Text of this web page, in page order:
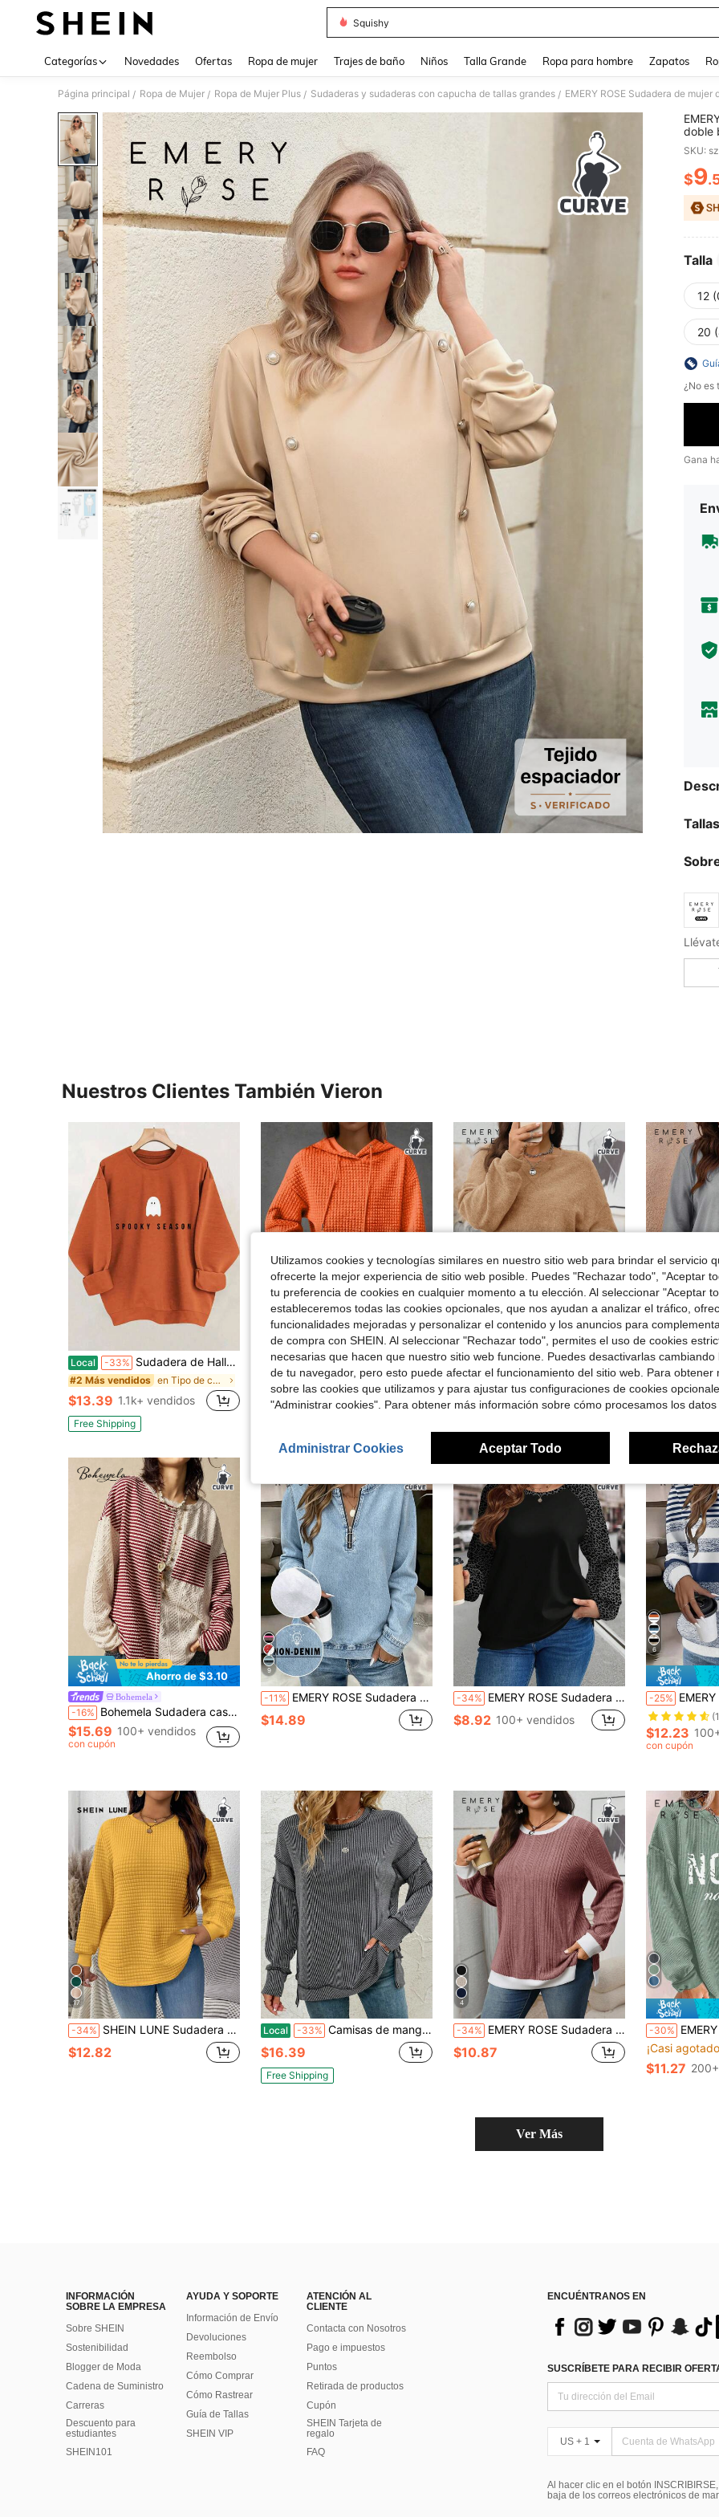
Squishy
Categorías Novedades Ofertas Ropa de mujer Trajes de baño Niños Talla Grande Ropa para hombre Zapatos
Página principal / Ropa de Mujer / Ropa de Mujer Plus / Sudaderas y sudaderas con capucha de tallas grandes / EMERY ROSE Sudadera de
doble
SKU:
$9
Talla
12
20
¿No es
Gana
Nuestros Clientes También Vieron
Local -33% Sudadera de Halloween talla grande, jersey informal de otoño/invierno, sudadera con capucha de cuello redondo de manga larga, vibra de vacaciones
#2 Más vendidos en Tipo de cuerpo H Sudaderas De Talla Grande
$13.39 1.1k+ vendidos
Free Shipping
Ahorro de $6.67
Local -34% Sudadera casual de primavera de talla grande para mujer, de unicolor, con jacquard de punto, de estilo minimalista y de moda
$13.12
14
Ahorro de $7.05
-41% EMERY ROSE Sudadera holgada de manga larga, cuello redondo y hombros caídos, de unicolor, para mujer de talla grande, para otoño/invierno
$10.24
-51% EMERY ROSE Sudadera de
$7.00 90+
Ahorro de $3.10
Bohemela
-16% Bohemela Sudadera casual de talla grande con bloques de color, rayas y patchwork para primavera/otoño
$15.69 100+ vendidos
con cupón
9
-11% EMERY ROSE Sudadera de mujer talla grande con cuello redondo, cremallera y estampado en azul claro
$14.89
-34% EMERY ROSE Sudadera informal de mujer talla grande con estampado de leopardo y mangas de color contrastante, adecuada para otoño/invierno
$8.92 100+ vendidos
6
-25% EMERY ROSE Sudadera con
$12.23
con cupón
17
-34% SHEIN LUNE Sudadera casual versátil de unicolor para mujer talla grande
$12.82
Local -33% Camisas de manga larga de talla grande para mujer, sudaderas holgadas de talla grande con costillas para otoño, blusas casuales con abertura lateral de talla grande
$16.39
Free Shipping
4
-34% EMERY ROSE Sudadera informal de talla grande con bloqueo de color y parches, con abertura lateral, para otoño/invierno, nueva colección 2025
$10.87
-30% EMERY ROSE Sudadera
¡Casi
$11.27
Ver Más
INFORMACIÓN
SOBRE LA EMPRESA
Sobre SHEIN
Sostenibilidad
Blogger de Moda
Cadena de Suministro
Carreras
Descuento para
estudiantes
SHEIN101
AYUDA Y SOPORTE
Información de Envío
Devoluciones
Reembolso
Cómo Comprar
Cómo Rastrear
Guía de Tallas
SHEIN VIP
ATENCIÓN AL
CLIENTE
Contacta con Nosotros
Pago e impuestos
Puntos
Retirada de productos
Cupón
SHEIN Tarjeta de
regalo
FAQ
ENCUÉNTRANOS EN
SUSCRÍBETE PARA RECIBIR
US + 1
Al hacer clic en el botón
baja de los correos electrónicos de
Utilizamos cookies y tecnologías similares en nuestro sitio web para brindar el servicio
ofrecerte la mejor experiencia de sitio web posible. Puedes "Rechazar todo", "Aceptar
tu preferencia de cookies en cualquier momento a tu elección. Al seleccionar "Aceptar
estableceremos todas las cookies opcionales, que nos ayudan a analizar el tráfico,
funcionalidades mejoradas y personalizar el contenido y los anuncios para
de compra con SHEIN. Al seleccionar "Rechazar todo", permites el uso de cookies
necesarias que hacen que nuestro sitio web funcione. Puedes desactivarlas cambiando
de tu navegador, pero esto puede afectar el funcionamiento del sitio web. Para obtener
sobre las cookies que utilizamos y para ajustar tus configuraciones de cookies
"Administrar cookies". Para obtener más información sobre cómo procesamos los datos
Administrar Cookies Aceptar Todo